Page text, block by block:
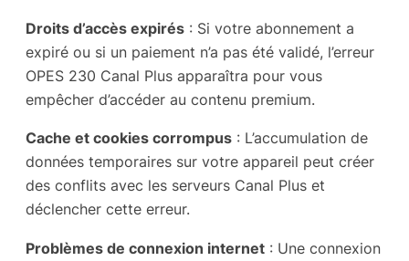
Droits d’accès expirés : Si votre abonnement a
expiré ou si un paiement n’a pas été validé, l’erreur
OPES 230 Canal Plus apparaîtra pour vous
empêcher d’accéder au contenu premium.
Cache et cookies corrompus : L’accumulation de
données temporaires sur votre appareil peut créer
des conflits avec les serveurs Canal Plus et
déclencher cette erreur.
Problèmes de connexion internet : Une connexion